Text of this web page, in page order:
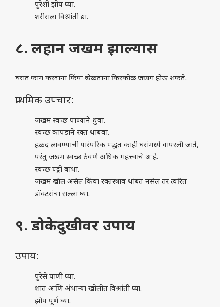
पुरेशी झोप घ्या.
शरीराला विश्रांती द्या.
८. लहान जखम झाल्यास
घरात काम करताना किंवा खेळताना किरकोळ जखम होऊ शकते.
प्राथमिक उपचार:
जखम स्वच्छ पाण्याने धुवा.
स्वच्छ कापडाने रक्त थांबवा.
हळद लावण्याची पारंपरिक पद्धत काही घरांमध्ये वापरली जाते,
परंतु जखम स्वच्छ ठेवणे अधिक महत्त्वाचे आहे.
स्वच्छ पट्टी बांधा.
जखम खोल असेल किंवा रक्तस्त्राव थांबत नसेल तर त्वरित
डॉक्टरांचा सल्ला घ्या.
९. डोकेदुखीवर उपाय
उपाय:
पुरेसे पाणी प्या.
शांत आणि अंधाऱ्या खोलीत विश्रांती घ्या.
झोप पूर्ण घ्या.